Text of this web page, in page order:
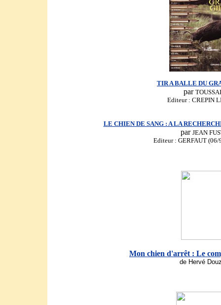
TIR A BALLE DU
par
Editeur : CREPIN
LE CHIEN DE SANG : A LA
par JEAN
Editeur : GERFAUT (06/
Mon chien d'arrêt : Le
de Hervé